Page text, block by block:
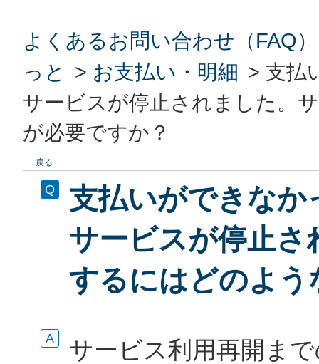
よくあるお問い合わせ（FAQ）
っと
> お支払い・明細 > 支払
サービスが停止されました。
が必要ですか？
戻る
支払いができな
サービスが停止さ
するにはどのよう
サービス利用再開ま